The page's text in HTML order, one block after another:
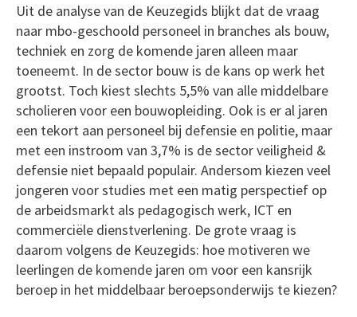
Uit de analyse van de Keuzegids blijkt dat de vraag
naar mbo-geschoold personeel in branches als bouw,
techniek en zorg de komende jaren alleen maar
toeneemt. In de sector bouw is de kans op werk het
grootst. Toch kiest slechts 5,5% van alle middelbare
scholieren voor een bouwopleiding. Ook is er al jaren
een tekort aan personeel bij defensie en politie, maar
met een instroom van 3,7% is de sector veiligheid &
defensie niet bepaald populair. Andersom kiezen veel
jongeren voor studies met een matig perspectief op
de arbeidsmarkt als pedagogisch werk, ICT en
commerciële dienstverlening. De grote vraag is
daarom volgens de Keuzegids: hoe motiveren we
leerlingen de komende jaren om voor een kansrijk
beroep in het middelbaar beroepsonderwijs te kiezen?